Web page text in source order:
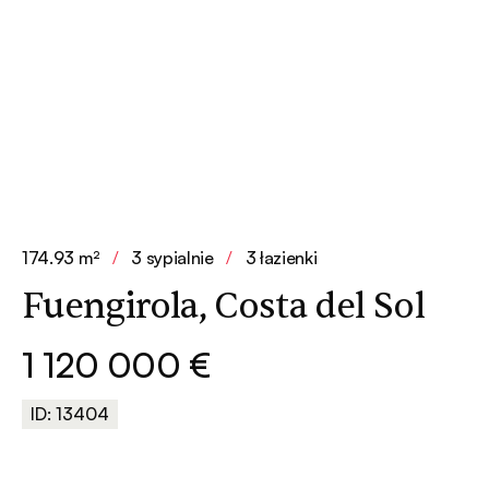
174.93 m² / 3 sypialnie / 3 łazienki
Fuengirola, Costa del Sol
1 120 000 €
ID: 13404